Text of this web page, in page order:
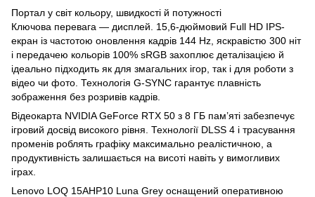
Портал у світ кольору, швидкості й потужності
Ключова перевага — дисплей. 15,6-дюймовий Full HD IPS-
екран із частотою оновлення кадрів 144 Hz, яскравістю 300 ніт
і передачею кольорів 100% sRGB захоплює деталізацією й
ідеально підходить як для змагальних ігор, так і для роботи з
відео чи фото. Технологія G-SYNC гарантує плавність
зображення без розривів кадрів.
Відеокарта NVIDIA GeForce RTX 50 з 8 ГБ пам’яті забезпечує
ігровий досвід високого рівня. Технології DLSS 4 і трасування
променів роблять графіку максимально реалістичною, а
продуктивність залишається на висоті навіть у вимогливих
іграх.
Lenovo LOQ 15AHP10 Luna Grey оснащений оперативною